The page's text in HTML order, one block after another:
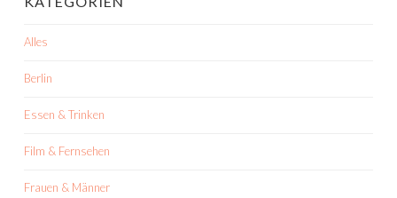
Alles
Berlin
Essen & Trinken
Film & Fernsehen
Frauen & Männer